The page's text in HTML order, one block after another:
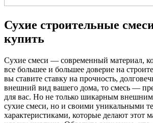
Сухие строительные
купить
Сухие смеси — современный материал,
все большее и большее доверие на
вы ставите ставку на прочность,
внешний вид вашего дома, то смесь —
для вас. Но не только шикарным внешним
сухие смеси, но и своими уникальными
характеристиками, которые делают этот